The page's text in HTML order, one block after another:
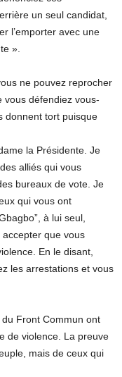
un seul candidat,
l’emporter avec une
».
ne pouvez reprocher
vous défendiez vous-
donnent tort puisque
la Présidente. Je
alliés qui vous
bureaux de vote. Je
qui vous ont
à lui seul,
que vous
En le disant,
les arrestations et vous
Front Commun ont
de violence. La preuve
mais de ceux qui